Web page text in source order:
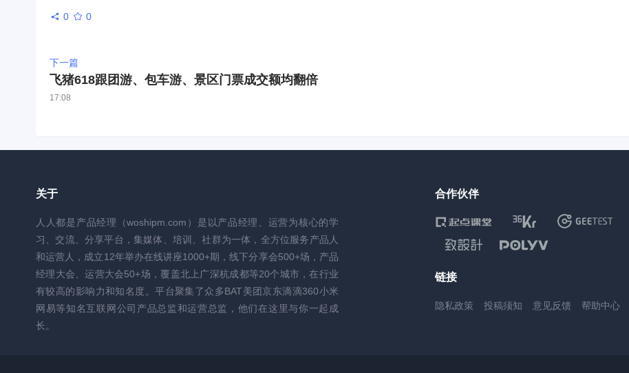
0 0
下一篇
飞猪618跟团游、包车游、景区门票成交额均翻倍
17:08
关于
人人都是产品经理（woshipm.com）是以产品经理、运营为核心的学
习、交流、分享平台，集媒体、培训、社群为一体，全方位服务产品人
和运营人，成立12年举办在线讲座1000+期，线下分享会500+场，产品
经理大会、运营大会50+场，覆盖北上广深杭成都等20个城市，在行业
有较高的影响力和知名度。平台聚集了众多BAT美团京东滴滴360小米
网易等知名互联网公司产品总监和运营总监，他们在这里与你一起成
长。
合作伙伴
链接
隐私政策 投稿须知 意见反馈 帮助中心